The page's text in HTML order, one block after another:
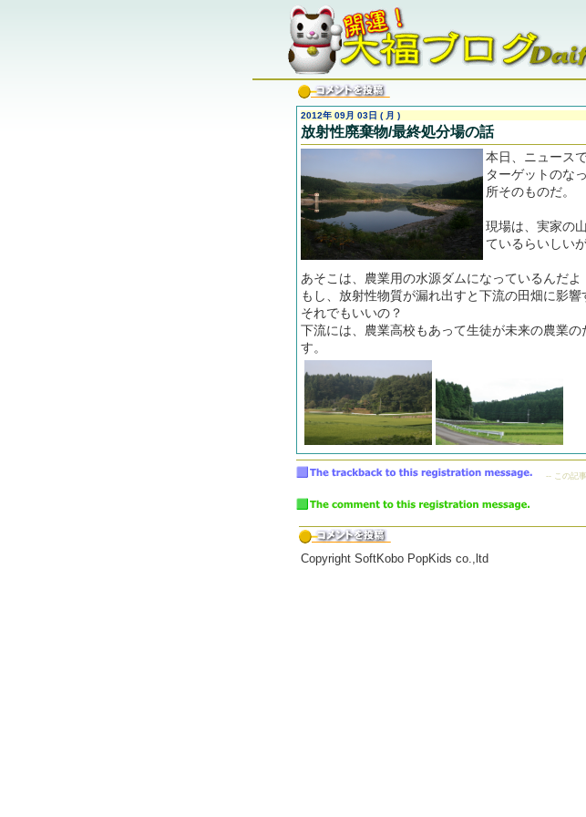
2012年 09月 03日 ( 月 )
放射性廃棄物/最終処分場の話
本日、ニュース
ターゲットのな
所そのものだ。
現場は、実家の
ているらいしい
あそこは、農業用の水源ダムになっているんだよ
もし、放射性物質が漏れ出すと下流の田畑に影
それでもいいの？
下流には、農業高校もあって生徒が未来の農業
す。
-- この記
Copyright SoftKobo PopKids co.,ltd